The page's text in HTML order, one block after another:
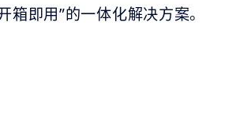
箱即用”的一体化解决方案。